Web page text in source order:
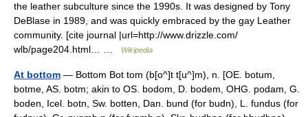
the leather subculture since the 1990s. It was designed by Tony
DeBlase in 1989, and was quickly embraced by the gay Leather
community. [cite journal |url=http://www.drizzle.com/
wlb/page204.html… …
Wikipedia
At bottom — Bottom Bot tom (b[o^]t t[u^]m), n. [OE. botum,
botme, AS. botm; akin to OS. bodom, D. bodem, OHG. podam, G.
boden, Icel. botn, Sw. botten, Dan. bund (for budn), L. fundus (for